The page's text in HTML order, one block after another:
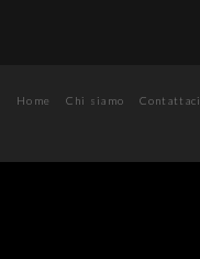
Home Chi siamo Contattaci